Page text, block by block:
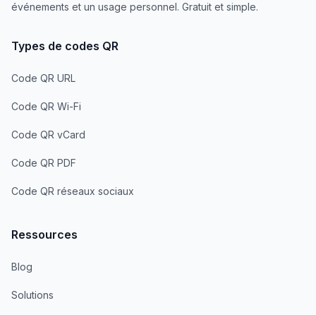
événements et un usage personnel. Gratuit et simple.
Types de codes QR
Code QR URL
Code QR Wi-Fi
Code QR vCard
Code QR PDF
Code QR réseaux sociaux
Ressources
Blog
Solutions